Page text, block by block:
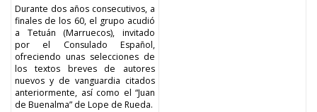
Durante dos años consecutivos, a
finales de los 60, el grupo acudió
a Tetuán (Marruecos), invitado
por el Consulado Español,
ofreciendo unas selecciones de
los textos breves de autores
nuevos y de vanguardia citados
anteriormente, así como el “Juan
de Buenalma” de Lope de Rueda.